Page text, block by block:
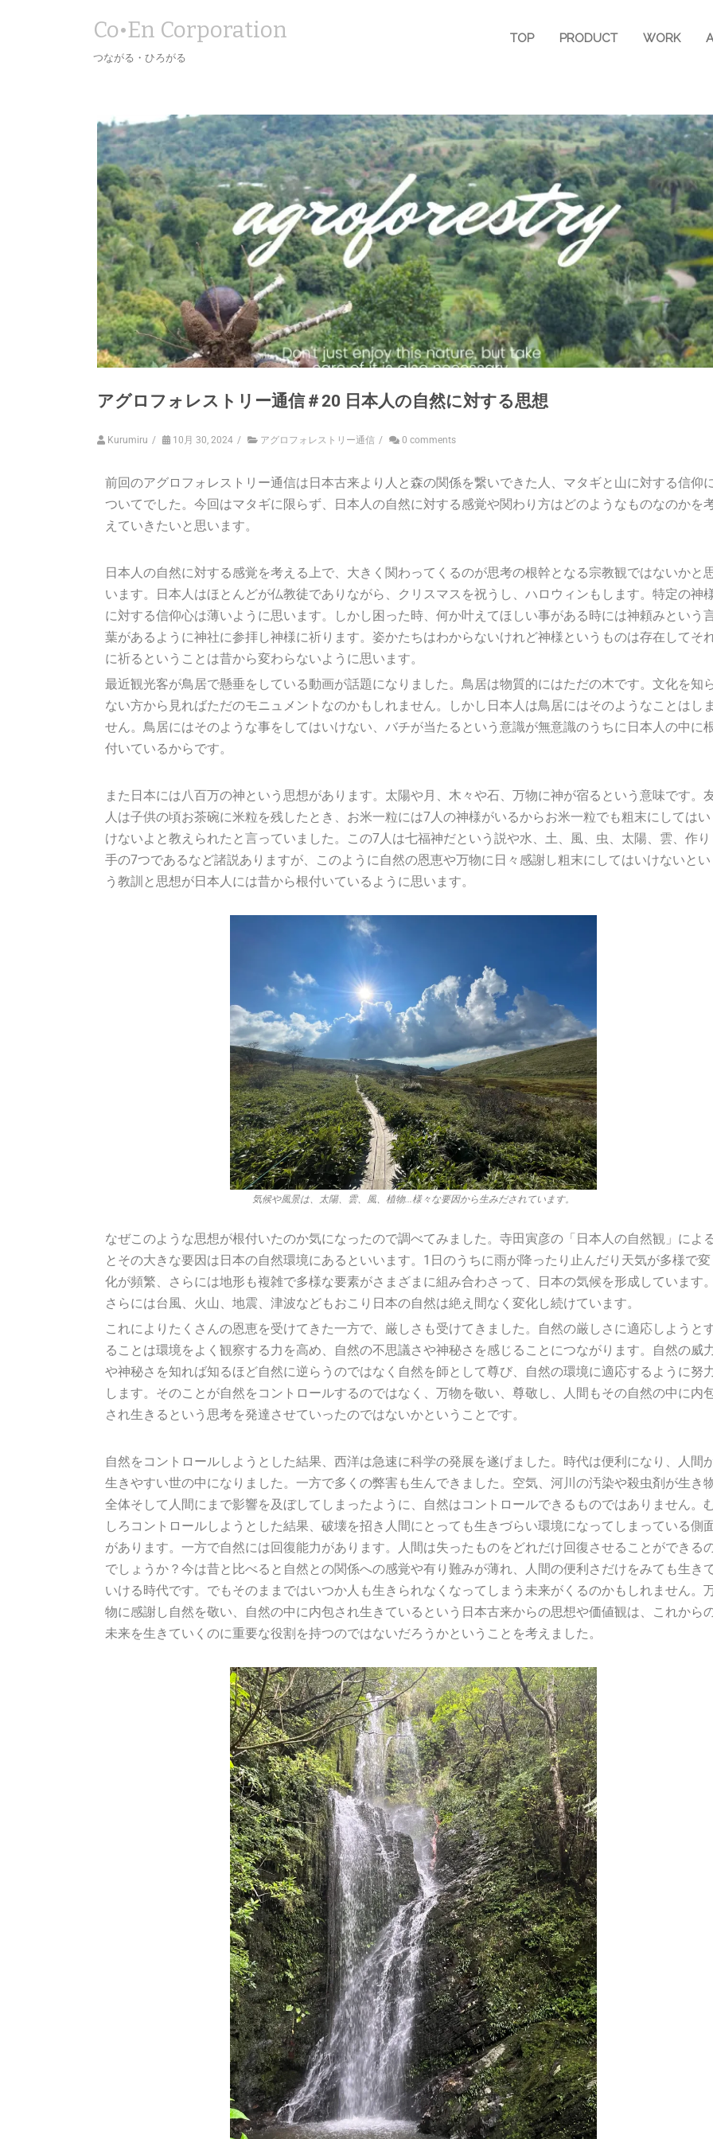
Co•En Corporation
つながる・ひろがる
TOP PRODUCT WORK
アグロフォレストリー通信＃20 日本人の自然に対する思想
Kurumiru / 10月 30, 2024 / アグロフォレストリー通信 / 0 comments
前回のアグロフォレストリー通信は日本古来より人と森の関係を繋いできた人、マタギと山に対する信仰
ついてでした。今回はマタギに限らず、日本人の自然に対する感覚や関わり方はどのようなものなのかを
えていきたいと思います。
日本人の自然に対する感覚を考える上で、大きく関わってくるのが思考の根幹となる宗教観ではないかと
います。日本人はほとんどが仏教徒でありながら、クリスマスを祝うし、ハロウィンもします。特定の神
に対する信仰心は薄いように思います。しかし困った時、何か叶えてほしい事がある時には神頼みという
葉があるように神社に参拝し神様に祈ります。姿かたちはわからないけれど神様というものは存在してそ
に祈るということは昔から変わらないように思います。
最近観光客が鳥居で懸垂をしている動画が話題になりました。鳥居は物質的にはただの木です。文化を知
ない方から見ればただのモニュメントなのかもしれません。しかし日本人は鳥居にはそのようなことはしま
せん。鳥居にはそのような事をしてはいけない、バチが当たるという意識が無意識のうちに日本人の中に
付いているからです。
また日本には八百万の神という思想があります。太陽や月、木々や石、万物に神が宿るという意味です。
人は子供の頃お茶碗に米粒を残したとき、お米一粒には7人の神様がいるからお米一粒でも粗末にしてはい
けないよと教えられたと言っていました。この7人は七福神だという説や水、土、風、虫、太陽、雲、作り
手の7つであるなど諸説ありますが、このように自然の恩恵や万物に日々感謝し粗末にしてはいけないとい
う教訓と思想が日本人には昔から根付いているように思います。
気候や風景は、太陽、雲、風、植物...様々な要因から生みだされています。
なぜこのような思想が根付いたのか気になったので調べてみました。寺田寅彦の「日本人の自然観」によ
とその大きな要因は日本の自然環境にあるといいます。1日のうちに雨が降ったり止んだり天気が多様で変
化が頻繁、さらには地形も複雑で多様な要素がさまざまに組み合わさって、日本の気候を形成しています。
さらには台風、火山、地震、津波などもおこり日本の自然は絶え間なく変化し続けています。
これによりたくさんの恩恵を受けてきた一方で、厳しさも受けてきました。自然の厳しさに適応しようと
ることは環境をよく観察する力を高め、自然の不思議さや神秘さを感じることにつながります。自然の威
や神秘さを知れば知るほど自然に逆らうのではなく自然を師として尊び、自然の環境に適応するように努
します。そのことが自然をコントロールするのではなく、万物を敬い、尊敬し、人間もその自然の中に内
され生きるという思考を発達させていったのではないかということです。
自然をコントロールしようとした結果、西洋は急速に科学の発展を遂げました。時代は便利になり、人間
生きやすい世の中になりました。一方で多くの弊害も生んできました。空気、河川の汚染や殺虫剤が生き
全体そして人間にまで影響を及ぼしてしまったように、自然はコントロールできるものではありません。
しろコントロールしようとした結果、破壊を招き人間にとっても生きづらい環境になってしまっている側
があります。一方で自然には回復能力があります。人間は失ったものをどれだけ回復させることができる
でしょうか？今は昔と比べると自然との関係への感覚や有り難みが薄れ、人間の便利さだけをみても生き
いける時代です。でもそのままではいつか人も生きられなくなってしまう未来がくるのかもしれません。
物に感謝し自然を敬い、自然の中に内包され生きているという日本古来からの思想や価値観は、これから
未来を生きていくのに重要な役割を持つのではないだろうかということを考えました。